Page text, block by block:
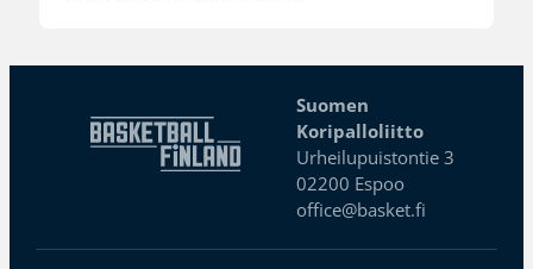
Suomen
Koripalloliitto
Urheilupuistontie 3
02200 Espoo
office@basket.fi